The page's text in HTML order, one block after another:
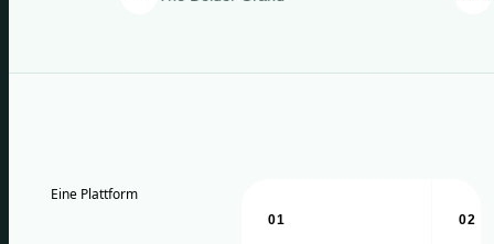
Eine Plattform
01 02